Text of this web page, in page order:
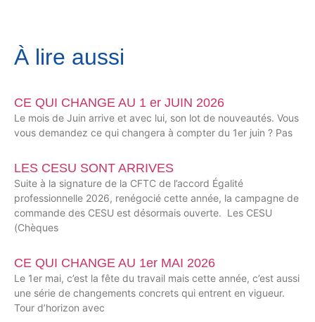
À lire aussi
CE QUI CHANGE AU 1 er JUIN 2026
Le mois de Juin arrive et avec lui, son lot de nouveautés. Vous
vous demandez ce qui changera à compter du 1er juin ? Pas
LES CESU SONT ARRIVES
Suite à la signature de la CFTC de l’accord Égalité
professionnelle 2026, renégocié cette année, la campagne de
commande des CESU est désormais ouverte. Les CESU
(Chèques
CE QUI CHANGE AU 1er MAI 2026
Le 1er mai, c’est la fête du travail mais cette année, c’est aussi
une série de changements concrets qui entrent en vigueur.
Tour d’horizon avec